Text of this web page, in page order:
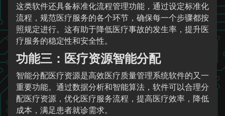
这类软件还具备标准化流程管理功能，通过设定标准化
流程，规范医疗服务的各个环节，确保每一个步骤都按
照规定进行。这有助于降低医疗事故的发生率，提升医
疗服务的稳定性和安全性。
功能三：医疗资源智能分配
智能分配医疗资源是高效医疗质量管理系统软件的又一
重要功能。通过数据分析和智能算法，软件可以合理分
配医疗资源，优化医疗服务流程，提高医疗效率，降低
成本，满足患者就诊需求。